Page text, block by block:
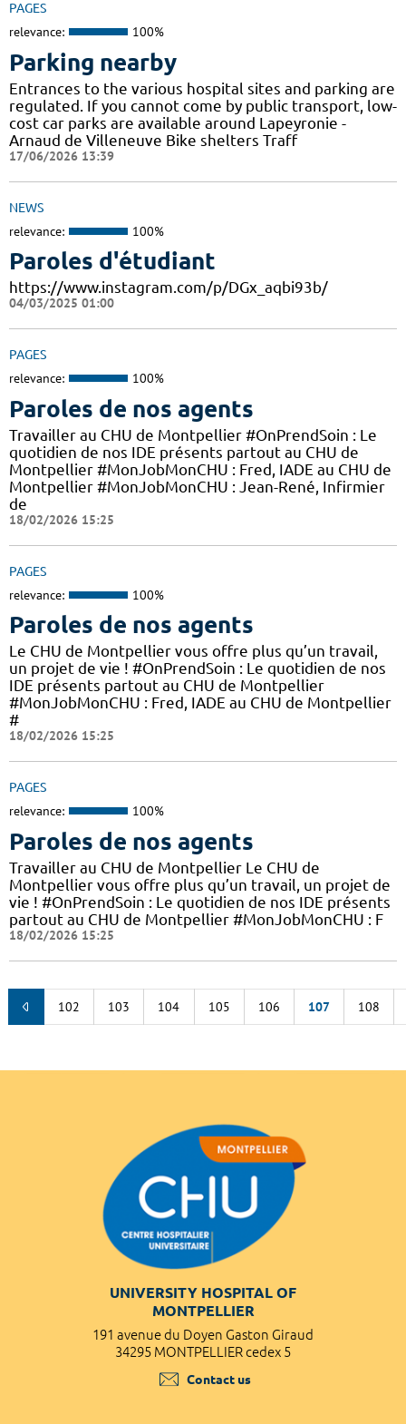
PAGES
relevance: 100%
Parking nearby
Entrances to the various hospital sites and parking are
regulated. If you cannot come by public transport, low-
cost car parks are available around Lapeyronie -
Arnaud de Villeneuve Bike shelters Traff
17/06/2026 13:39
NEWS
relevance: 100%
Paroles d'étudiant
https://www.instagram.com/p/DGx_aqbi93b/
04/03/2025 01:00
PAGES
relevance: 100%
Paroles de nos agents
Travailler au CHU de Montpellier #OnPrendSoin : Le
quotidien de nos IDE présents partout au CHU de
Montpellier #MonJobMonCHU : Fred, IADE au CHU de
Montpellier #MonJobMonCHU : Jean-René, Infirmier
de
18/02/2026 15:25
PAGES
relevance: 100%
Paroles de nos agents
Le CHU de Montpellier vous offre plus qu’un travail,
un projet de vie ! #OnPrendSoin : Le quotidien de nos
IDE présents partout au CHU de Montpellier
#MonJobMonCHU : Fred, IADE au CHU de Montpellier
#
18/02/2026 15:25
PAGES
relevance: 100%
Paroles de nos agents
Travailler au CHU de Montpellier Le CHU de
Montpellier vous offre plus qu’un travail, un projet de
vie ! #OnPrendSoin : Le quotidien de nos IDE présents
partout au CHU de Montpellier #MonJobMonCHU : F
18/02/2026 15:25
102 103 104 105 106 107 108
UNIVERSITY HOSPITAL OF
MONTPELLIER
191 avenue du Doyen Gaston Giraud
34295 MONTPELLIER cedex 5
Contact us